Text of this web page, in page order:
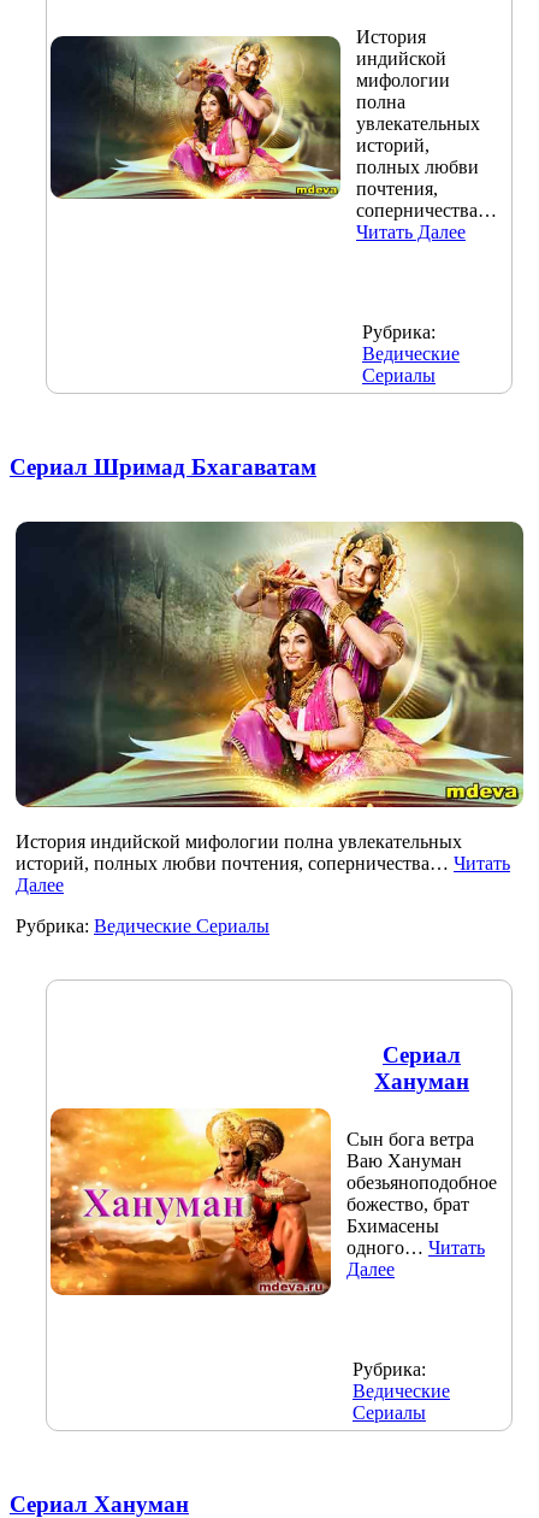
История
индийской
мифологии
полна
увлекательных
историй,
полных любви
почтения,
соперничества…
Читать Далее
Рубрика:
Ведические
Сериалы
Сериал Шримад Бхагаватам
История индийской мифологии полна увлекательных
историй, полных любви почтения, соперничества… Читать
Далее
Рубрика: Ведические Сериалы
Сериал
Хануман
Сын бога ветра
Ваю Хануман
обезьяноподобное
божество, брат
Бхимасены
одного… Читать
Далее
Рубрика:
Ведические
Сериалы
Сериал Хануман